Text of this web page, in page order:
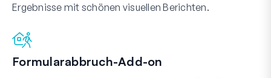
Ergebnisse mit schönen visuellen Berichten.
Formularabbruch-Add-on